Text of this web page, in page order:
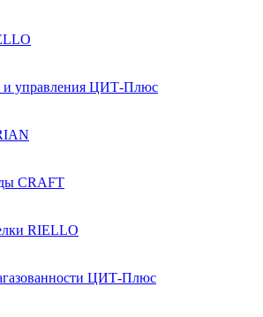
и управления ЦИТ-Плюс
CRAFT
RIELLO
ЦИТ-Плюс